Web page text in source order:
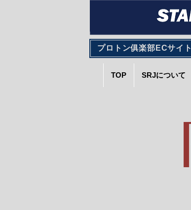
プロトン俱楽部ECサイト
TOP SRJについて